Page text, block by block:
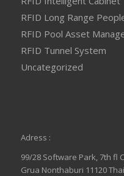
RFID Long Range
RFID Pool Asset
RFID Tunnel System
Uncategorized
Adress :
99/28 Software Park, 7th fl
Grua Nonthaburi 11120